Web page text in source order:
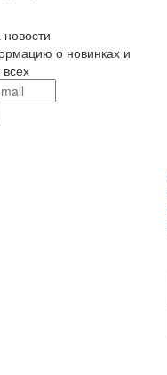
о новинках и